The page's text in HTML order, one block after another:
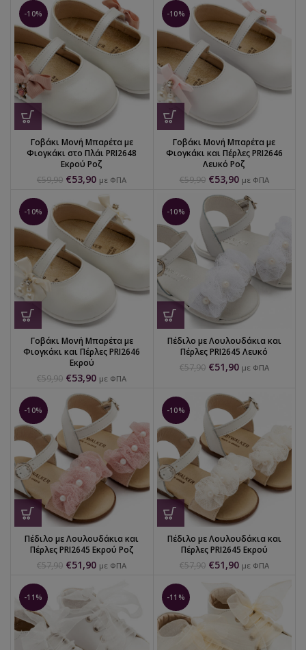
-10%
Γοβάκι Μονή Μπαρέτα με
Φιογκάκι στο Πλάι PRI2648
Εκρού Ροζ
€59,90 €53,90 με ΦΠΑ
-10%
Γοβάκι Μονή Μπαρέτα με
Φιογκάκι και Πέρλες PRI2646
Λευκό Ροζ
€59,90 €53,90 με ΦΠΑ
-10%
Γοβάκι Μονή Μπαρέτα με
Φιογκάκι και Πέρλες PRI2646
Εκρού
€59,90 €53,90 με ΦΠΑ
-10%
Πέδιλο με Λουλουδάκια και
Πέρλες PRI2645 Λευκό
€57,90 €51,90 με ΦΠΑ
-10%
Πέδιλο με Λουλουδάκια και
Πέρλες PRI2645 Εκρού Ροζ
€57,90 €51,90 με ΦΠΑ
-10%
Πέδιλο με Λουλουδάκια και
Πέρλες PRI2645 Εκρού
€57,90 €51,90 με ΦΠΑ
-11% -11%